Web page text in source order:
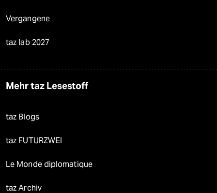
Vergangene
taz lab 2027
Mehr taz Lesestoff
taz Blogs
taz FUTURZWEI
Le Monde diplomatique
taz Archiv